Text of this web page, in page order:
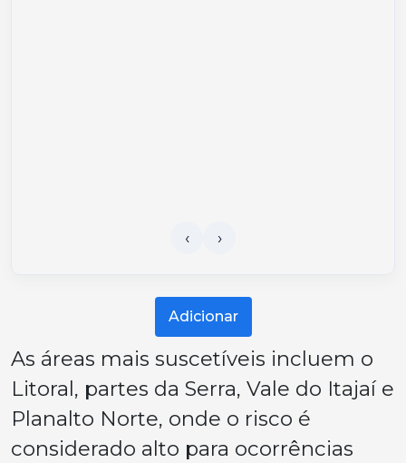
Adicionar
As áreas mais suscetíveis incluem o
Litoral, partes da Serra, Vale do Itajaí e
Planalto Norte, onde o risco é
considerado alto para ocorrências